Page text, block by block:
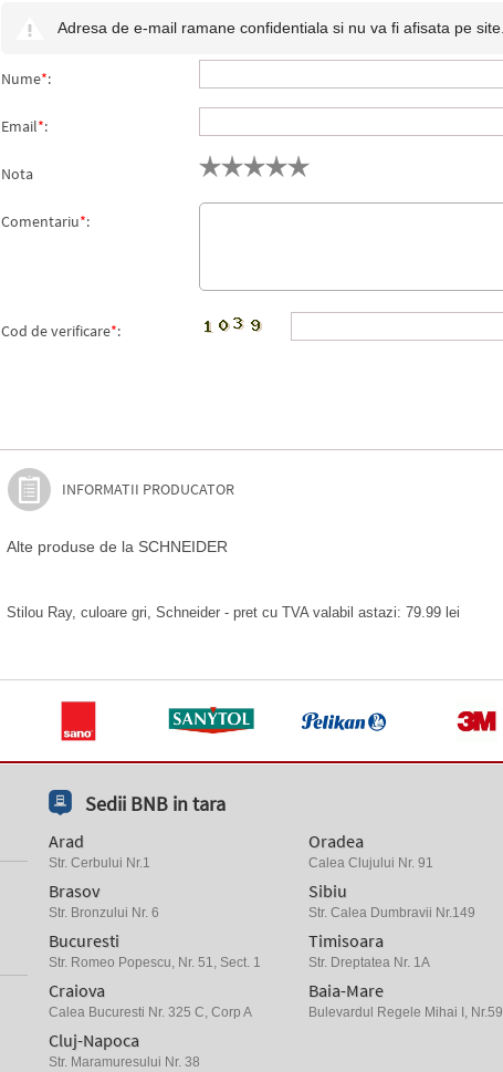
Adresa de e-mail ramane confidentiala si nu va fi afisata pe site.
Nume*:
Email*:
Nota
Comentariu*:
Cod de verificare*:
INFORMATII PRODUCATOR
Alte produse de la SCHNEIDER
Stilou Ray, culoare gri, Schneider - pret cu TVA valabil astazi: 79.99 lei
Sedii BNB in tara
Arad
Str. Cerbului Nr.1
Brasov
Str. Bronzului Nr. 6
Bucuresti
Str. Romeo Popescu, Nr. 51, Sect. 1
Craiova
Calea Bucuresti Nr. 325 C, Corp A
Cluj-Napoca
Str. Maramuresului Nr. 38
Oradea
Calea Clujului Nr. 91
Sibiu
Str. Calea Dumbravii Nr.149
Timisoara
Str. Dreptatea Nr. 1A
Baia-Mare
Bulevardul Regele Mihai I, Nr.59